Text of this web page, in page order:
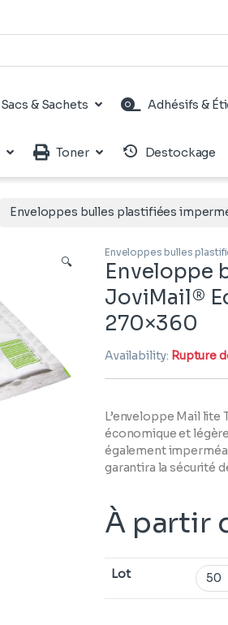
Sacs & Sachets Adhésifs &
Toner Destockage
Enveloppes bulles plastifiées
🔍
Enveloppes bulles
Enveloppe
JoviMail®
270×360
Availability: Rupture
L’enveloppe Mail lite
économique et
également
garantira la sécurité
À partir
Lot